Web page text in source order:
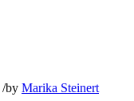
/by Marika Steinert